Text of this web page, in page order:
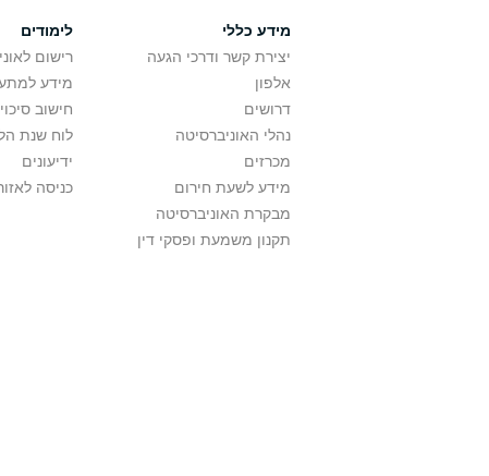
מידע כללי
יצירת קשר ודרכי הגעה
אלפון
דרושים
נהלי האוניברסיטה
מכרזים
מידע לשעת חירום
מבקרת האוניברסיטה
תקנון משמעת ופסקי דין
לימודים
רישום
מידע
חישוב
לוח שנת
ידיעונים
כניסה